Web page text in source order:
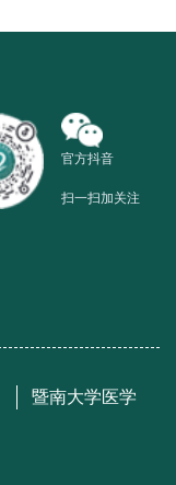
官方抖音
扫一扫加关注
暨南大学医学